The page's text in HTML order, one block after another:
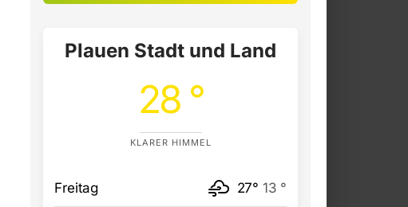
Plauen Stadt und Land
28 °
KLARER HIMMEL
Freitag 27° 13 °